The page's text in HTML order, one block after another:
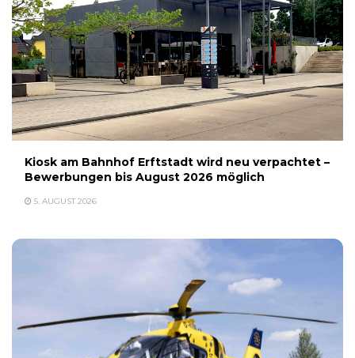
Kiosk am Bahnhof Erftstadt wird neu verpachtet –
Bewerbungen bis August 2026 möglich
5. AUGUST 2026